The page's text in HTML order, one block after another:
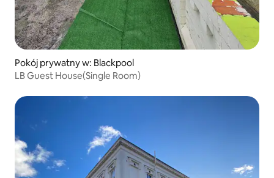
Pokój prywatny w: Blackpool
LB Guest House(Single Room)